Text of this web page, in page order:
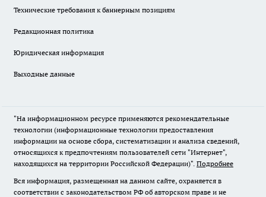
Технические требования к баннерным позициям
Редакционная политика
Юридическая информация
Выходные данные
"На информационном ресурсе применяются рекомендательные
технологии (информационные технологии предоставления
информации на основе сбора, систематизации и анализа сведений,
относящихся к предпочтениям пользователей сети "Интернет",
находящихся на территории Российской Федерации)". Подробнее
Вся информация, размещенная на данном сайте, охраняется в
соответствии с законодательством РФ об авторском праве и не